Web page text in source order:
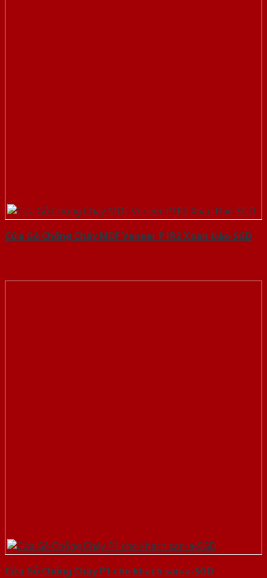
Cửa Gỗ Chống Cháy MDF Veneer P1R2 Xoan Đào-SGD
Cửa Gỗ Chống Cháy P1 cho khach san-a-SGD